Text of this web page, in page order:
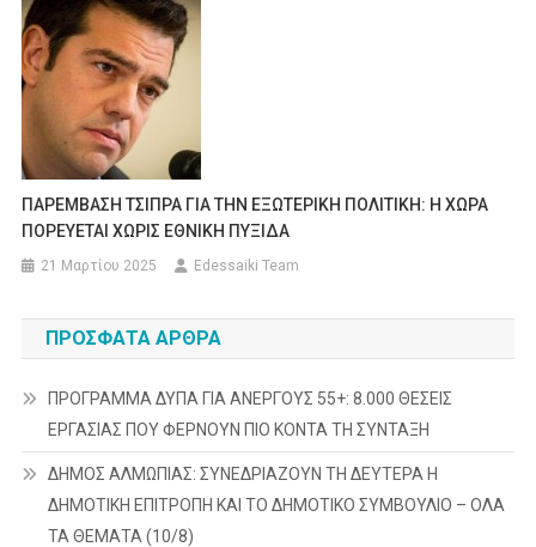
ΠΑΡΕΜΒΑΣΗ ΤΣΙΠΡΑ ΓΙΑ ΤΗΝ ΕΞΩΤΕΡΙΚΗ ΠΟΛΙΤΙΚΗ: Η ΧΩΡΑ
ΠΟΡΕΥΕΤΑΙ ΧΩΡΙΣ ΕΘΝΙΚΗ ΠΥΞΙΔΑ
21 Μαρτίου 2025 Edessaiki Team
ΠΡΌΣΦΑΤΑ ΆΡΘΡΑ
ΠΡΟΓΡΑΜΜΑ ΔΥΠΑ ΓΙΑ ΑΝΕΡΓΟΥΣ 55+: 8.000 ΘΕΣΕΙΣ
ΕΡΓΑΣΙΑΣ ΠΟΥ ΦΕΡΝΟΥΝ ΠΙΟ ΚΟΝΤΑ ΤΗ ΣΥΝΤΑΞΗ
ΔΗΜΟΣ ΑΛΜΩΠΙΑΣ: ΣΥΝΕΔΡΙΑΖΟΥΝ ΤΗ ΔΕΥΤΕΡΑ H
ΔΗΜΟΤΙΚΗ ΕΠΙΤΡΟΠΗ ΚΑΙ ΤΟ ΔΗΜΟΤΙΚΟ ΣΥΜΒΟΥΛΙΟ – ΟΛΑ
ΤΑ ΘΕΜΑΤΑ (10/8)